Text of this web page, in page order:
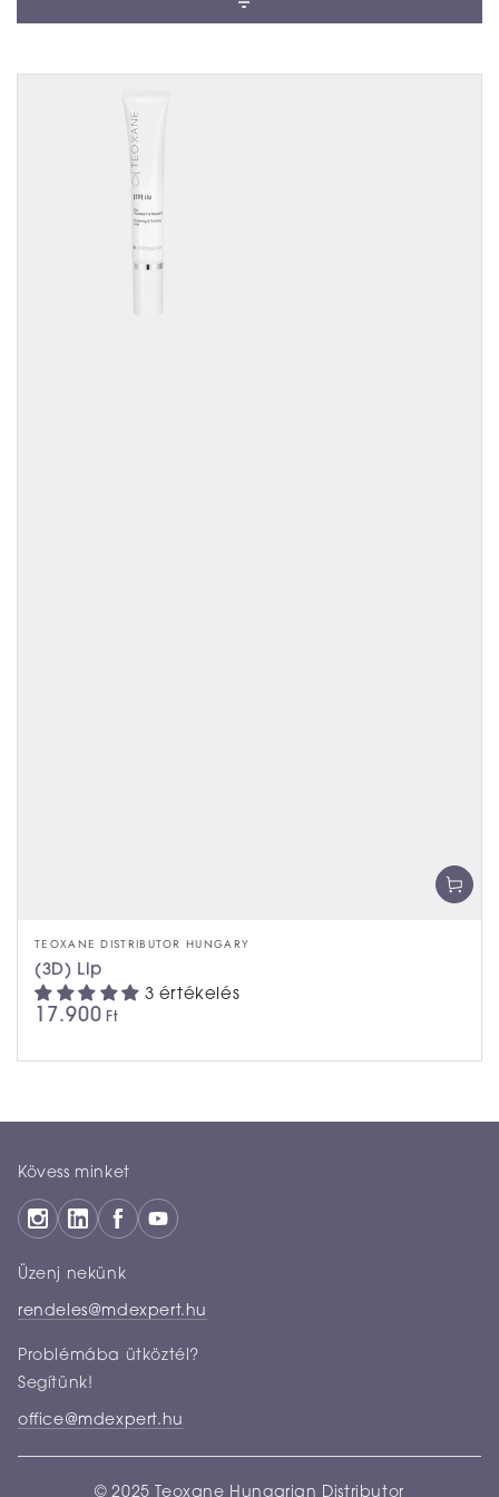
TEOXANE DISTRIBUTOR HUNGARY
(3D) Lip
3 értékelés
17.900 Ft
Kövess minket
Üzenj nekünk
rendeles@mdexpert.hu
Problémába ütköztél?
Segítünk!
office@mdexpert.hu
© 2025 Teoxane Hungarian Distributor